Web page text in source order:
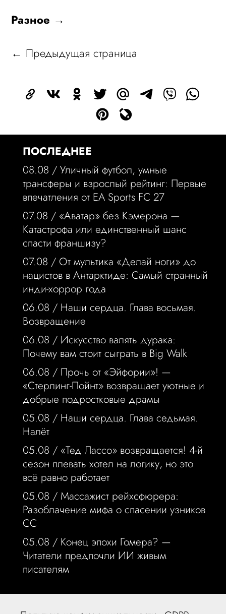
Разное →
← Предыдущая страница
ПОСЛЕДНЕЕ
08.08 / Уличный футбол, умные
трансферы и взрослый рейтинг: Первые
впечатления от EA Sports FC 27
07.08 / «Аватар» без Кэмерона —
Катастрофа или единственный шанс
спасти франшизу?
07.08 / От мультика «Делай ноги» до
нацистов в Антарктиде: Самый странный
инди-хоррор года
06.08 / Наши сердца. Глава восьмая.
Возвращение
06.08 / Искусство валять дурака:
Почему вам стоит сыграть в Big Walk
06.08 / Прочь от «Эйфории»! —
«Стерлинг-Пойнт» возвращает уютные и
добрые подростковые драмы
05.08 / Наши сердца. Глава седьмая.
Налёт
05.08 / «Тед Лассо» возвращается! 4-й
сезон плевать хотел на логику, но это
всё равно работает
05.08 / Массажист рейхсфюрера:
Разоблачение мифа о спасении узников
СС
05.08 / Конец эпохи Гомера? —
Читатели предпочли ИИ живым
писателям